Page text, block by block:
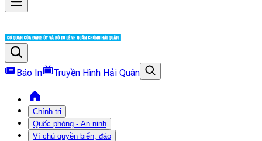
Báo In Truyền Hình Hải Quân
Chính trị
Quốc phòng - An ninh
Vì chủ quyền biển, đảo